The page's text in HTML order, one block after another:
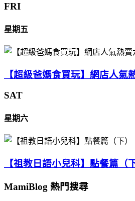
FRI
星期五
【超級爸媽食買玩】網店人氣
SAT
星期六
【祖教日語小兒科】點餐篇（下
MamiBlog 熱門搜尋